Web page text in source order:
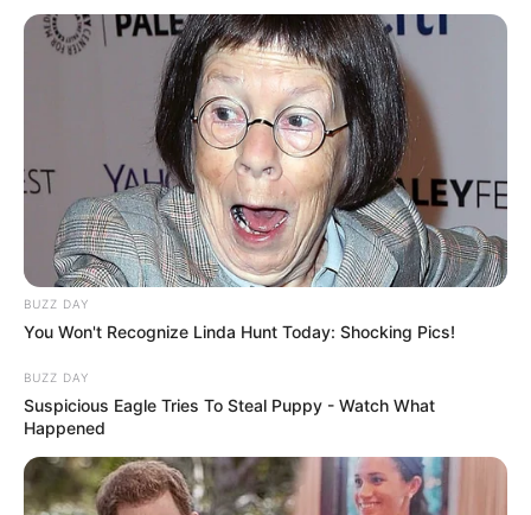
Serem! 9 Chat Ojek Online &
Pelanggan Ini Bikin Auto
BUZZ DAY
You Won't Recognize Linda Hunt Today: Shocking Pics!
BUZZ DAY
Suspicious Eagle Tries To Steal Puppy - Watch What
Happened